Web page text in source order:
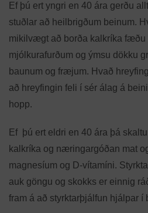
Ef þú ert yngri en 40 ára gerðu
stuðlar að heilbrigðum beinum.
mikilvægt að borða kalkríka fæðu
mjólkurafurðum og ýmsu dökku
baunum og fræjum. Hvað
að hreyfingin feli í sér álag á
hopp.
Ef þú ert eldri en 40 ára þá
kalkríka og næringargóðan mat
magnesíum og D-vítamíni.
auk göngu og skokks er einnig
fram á að styrktarþjálfun hjálpar í